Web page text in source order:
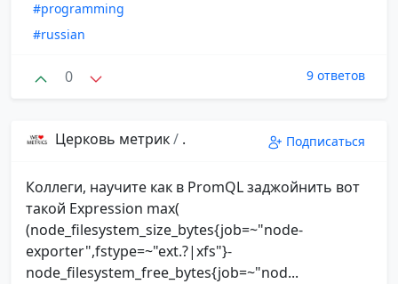
#programming
#russian
0 9 ответов
Церковь метрик/ . Подписаться
Коллеги, научите как в PromQL заджойнить вот
такой Expression max(
(node_filesystem_size_bytes{job=~"node-
exporter",fstype=~"ext.?|xfs"}-
node_filesystem_free_bytes{job=~"nod...